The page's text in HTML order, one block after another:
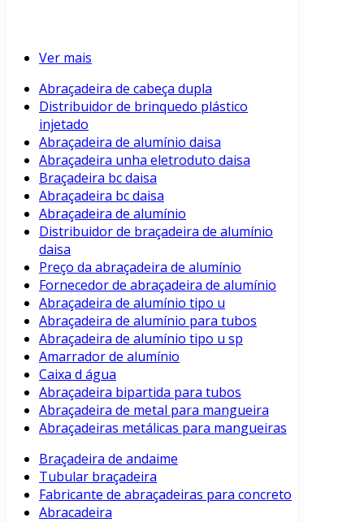
Ver mais
Abraçadeira de cabeça dupla
Distribuidor de brinquedo plástico
injetado
Abraçadeira de alumínio daisa
Abraçadeira unha eletroduto daisa
Braçadeira bc daisa
Abraçadeira bc daisa
Abraçadeira de alumínio
Distribuidor de braçadeira de alumínio
daisa
Preço da abraçadeira de alumínio
Fornecedor de abraçadeira de alumínio
Abraçadeira de alumínio tipo u
Abraçadeira de alumínio para tubos
Abraçadeira de alumínio tipo u sp
Amarrador de alumínio
Caixa d água
Abraçadeira bipartida para tubos
Abraçadeira de metal para mangueira
Abraçadeiras metálicas para mangueiras
Braçadeira de andaime
Tubular braçadeira
Fabricante de abraçadeiras para concreto
Abracadeira